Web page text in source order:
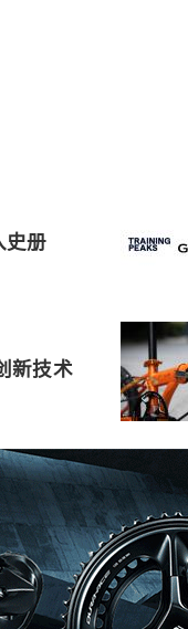
史册
新技术